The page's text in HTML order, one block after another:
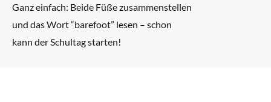
Ganz einfach: Beide Füße zusammenstellen
und das Wort “barefoot” lesen – schon
kann der Schultag starten!